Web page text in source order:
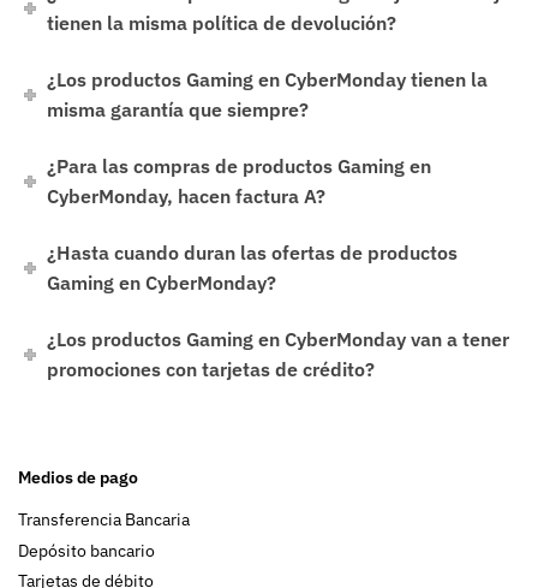
tienen la misma política de devolución?
¿Los productos Gaming en CyberMonday tienen la
misma garantía que siempre?
¿Para las compras de productos Gaming en
CyberMonday, hacen factura A?
¿Hasta cuando duran las ofertas de productos
Gaming en CyberMonday?
¿Los productos Gaming en CyberMonday van a tener
promociones con tarjetas de crédito?
Medios de pago
Transferencia Bancaria
Depósito bancario
Tarjetas de débito